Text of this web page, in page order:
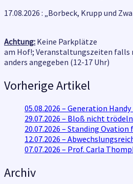
17.08.2026 : „Borbeck, Krupp und
Achtung: Keine Parkplätze
am Hof!; Veranstaltungszeiten falls
anders angegeben (12-17 Uhr)
Vorherige Artikel
05.08.2026 – Generation
29.07.2026 – Bloß nicht
20.07.2026 – Standing
12.07.2026 –
07.07.2026 – Prof. Carla
Archiv